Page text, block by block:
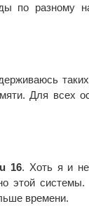
по разному
Для всех
16. Хоть я и
этой
времени.